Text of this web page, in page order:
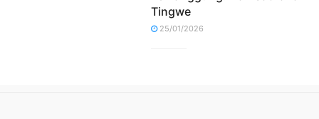
Tingwe
25/01/2026